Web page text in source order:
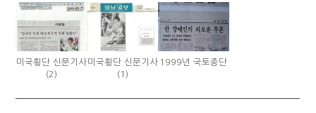
미국횡단 신문기사
(2)
미국횡단 신문기사
(1)
1999년 국토종단